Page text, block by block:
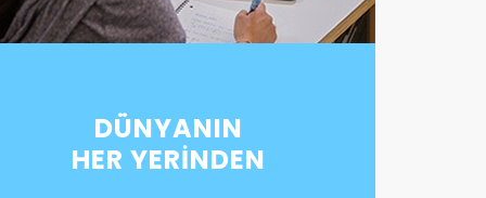
DÜNYANIN
HER YERİNDEN